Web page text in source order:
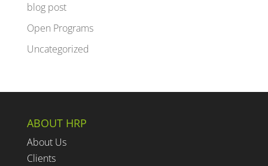
blog post
Open Programs
Uncategorized
ABOUT HRP
About Us
Clients